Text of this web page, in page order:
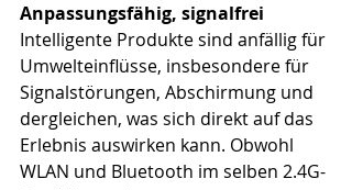
Anpassungsfähig, signalfrei
Intelligente Produkte sind anfällig für
Umwelteinflüsse, insbesondere für
Signalstörungen, Abschirmung und
dergleichen, was sich direkt auf das
Erlebnis auswirken kann. Obwohl
WLAN und Bluetooth im selben 2.4G-